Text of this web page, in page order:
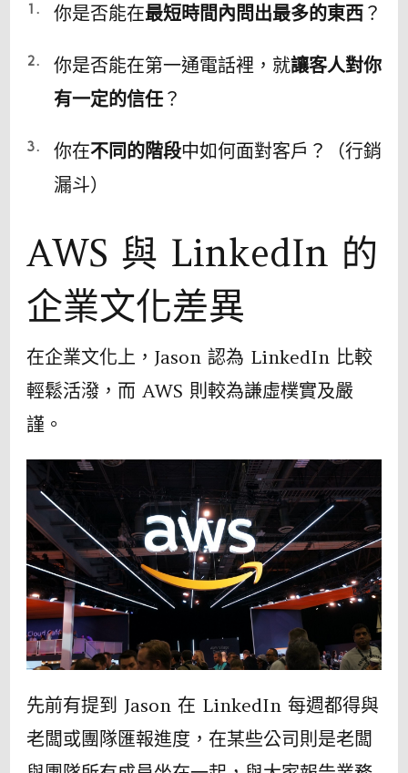
你是否能在最短時間內問出最多的東西 ？
你是否能在第一通電話裡，就讓客人對你
有一定的信任 ？
你在不同的階段中如何面對客戶？（行銷
漏斗）
AWS 與 LinkedIn 的
企業文化差異
在企業文化上，Jason 認為 LinkedIn 比較
輕鬆活潑，而 AWS 則較為謙虛樸實及嚴
謹。
先前有提到 Jason 在 LinkedIn 每週都得與
老闆或團隊匯報進度，在某些公司則是老闆